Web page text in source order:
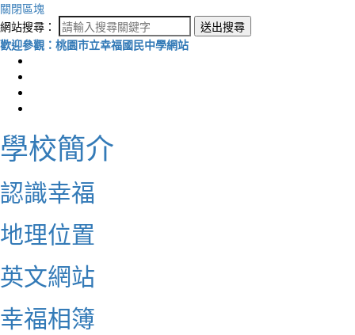
關閉區塊
網站搜尋：
送出搜尋
歡迎參觀：桃園市立幸福國民中學網站
學校簡介
認識幸福
地理位置
英文網站
幸福相簿